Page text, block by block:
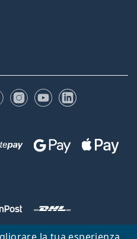
FacebookInstagram
YouTubeLinkedIn